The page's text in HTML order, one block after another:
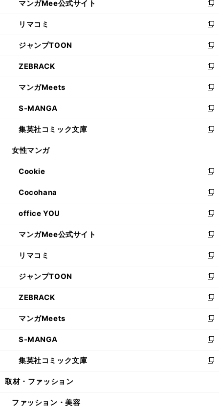
く
ド
ウ
で
開
く
ィ
ン
ド
ウ
で
開
く
い
ウ
ィ
ン
ド
ウ
で
開
く
マンガMee公式サイト
新
し
い
ウ
ィ
ン
ド
ウ
で
開
く
リマコミ
新
し
い
ウ
ィ
ン
ド
ウ
で
開
く
ジャンプTOON
新
し
い
ウ
ィ
ン
ド
ウ
で
開
ZEBRACK
新
し
い
ウ
ィ
ン
ド
ウ
開
く
マンガMeets
新
し
い
ウ
ィ
ン
ウ
で
開
く
S-MANGA
新
し
い
ウ
ン
ド
ウ
で
開
く
集英社コミック文庫
新
し
ウ
ィ
ン
ド
ウ
で
開
く
女性マンガ
Cookie
新
し
い
ウ
ィ
ン
ド
ウ
で
開
く
Cocohana
新
し
い
ウ
ィ
ン
ド
ウ
で
開
く
office YOU
新
し
い
ウ
ィ
ン
ド
ウ
で
開
く
マンガMee公式サイト
新
し
い
ウ
ィ
ン
ド
ウ
で
開
く
リマコミ
新
し
い
ウ
ィ
ン
ド
ウ
で
開
く
ジャンプTOON
新
し
い
ウ
ィ
ン
ド
ウ
で
開
ZEBRACK
新
し
い
ウ
ィ
ン
ド
ウ
開
マンガMeets
新
し
い
ウ
ィ
ン
ウ
S-MANGA
新
し
い
ウ
ン
集英社コミック文庫
新
し
ウ
取材・ファッション
ファッション・美容